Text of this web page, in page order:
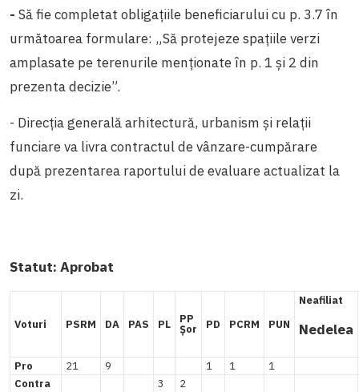
- Să fie completat obligațiile beneficiarului cu p. 3.7 în
următoarea formulare: „Să protejeze spațiile verzi
amplasate pe terenurile menționate în p. 1 și 2 din
prezenta decizie”.
- Direcțiagenerală arhitectură, urbanism și relații
funciare va livra contractul de vânzare-cumpărare
după prezentarea raportului de evaluare actualizat la
zi.
Statut: Aprobat
Voturi PSRM DA PAS PL PP
Șor PD PCRM PUN
Neafiliat
Nedelea
Pro 21 9 1 1
1
Contra
3 2